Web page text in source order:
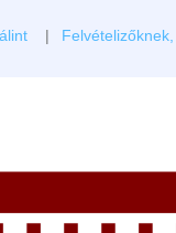
Felvételizőknek